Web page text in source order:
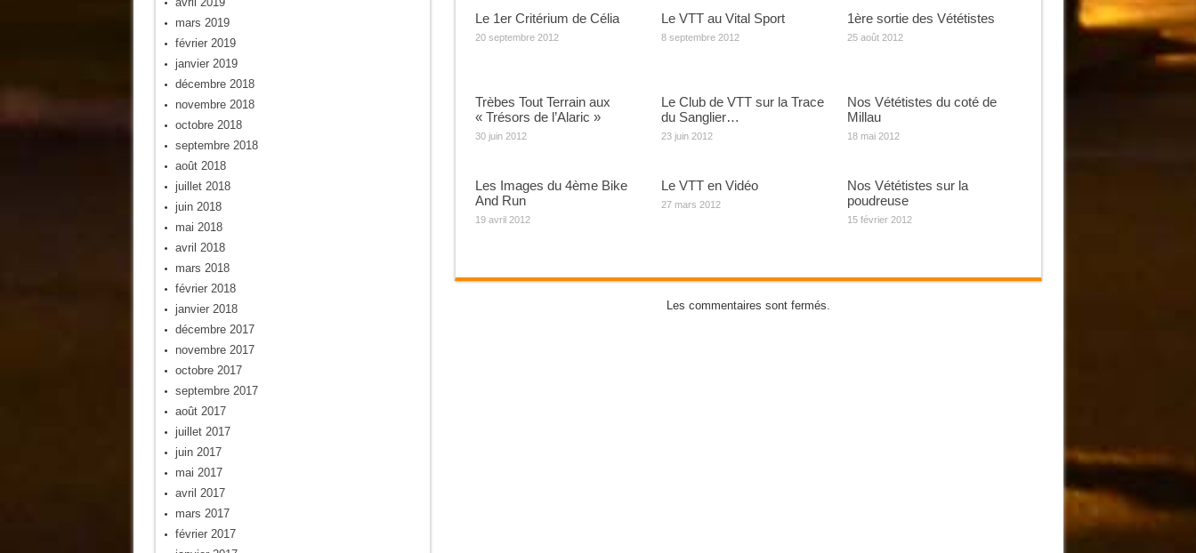
Le 1er Critérium de Célia
20 septembre 2012
Le VTT au Vital Sport
8 septembre 2012
1ère sortie des Vététistes
25 août 2012
Trèbes Tout Terrain aux
« Trésors de l’Alaric »
30 juin 2012
Le Club de VTT sur la Trace
du Sanglier…
23 juin 2012
Nos Vététistes du coté de
Millau
18 mai 2012
Les Images du 4ème Bike
And Run
19 avril 2012
Le VTT en Vidéo
27 mars 2012
Nos Vététistes sur la
poudreuse
15 février 2012
Les commentaires sont fermés.
mars 2019
février 2019
janvier 2019
décembre 2018
novembre 2018
octobre 2018
septembre 2018
août 2018
juillet 2018
juin 2018
mai 2018
avril 2018
mars 2018
février 2018
janvier 2018
décembre 2017
novembre 2017
octobre 2017
septembre 2017
août 2017
juillet 2017
juin 2017
mai 2017
avril 2017
mars 2017
février 2017